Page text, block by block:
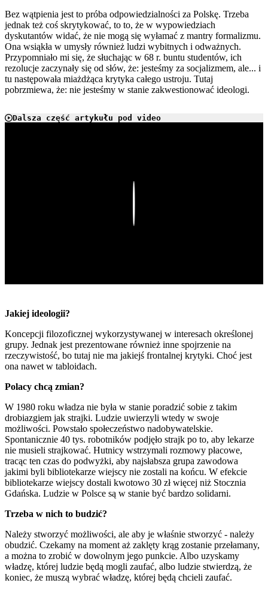
Bez wątpienia jest to próba odpowiedzialności za Polskę. Trzeba
jednak też coś skrytykować, to to, że w wypowiedziach
dyskutantów widać, że nie mogą się wyłamać z mantry formalizmu.
Ona wsiąkła w umysły również ludzi wybitnych i odważnych.
Przypomniało mi się, że słuchając w 68 r. buntu studentów, ich
rezolucje zaczynały się od słów, że: jesteśmy za socjalizmem, ale... i
tu następowała miażdżąca krytyka całego ustroju. Tutaj
pobrzmiewa, że: nie jesteśmy w stanie zakwestionować ideologi.
Dalsza część artykułu pod video
Jakiej ideologii?
Koncepcji filozoficznej wykorzystywanej w interesach określonej
grupy. Jednak jest prezentowane również inne spojrzenie na
rzeczywistość, bo tutaj nie ma jakiejś frontalnej krytyki. Choć jest
ona nawet w tabloidach.
Polacy chcą zmian?
W 1980 roku władza nie była w stanie poradzić sobie z takim
drobiazgiem jak strajki. Ludzie uwierzyli wtedy w swoje
możliwości. Powstało społeczeństwo nadobywatelskie.
Spontanicznie 40 tys. robotników podjęło strajk po to, aby lekarze
nie musieli strajkować. Hutnicy wstrzymali rozmowy płacowe,
tracąc ten czas do podwyżki, aby najsłabsza grupa zawodowa
jakimi byli bibliotekarze wiejscy nie zostali na końcu. W efekcie
bibliotekarze wiejscy dostali kwotowo 30 zł więcej niż Stocznia
Gdańska. Ludzie w Polsce są w stanie być bardzo solidarni.
Trzeba w nich to budzić?
Należy stworzyć możliwości, ale aby je właśnie stworzyć - należy
obudzić. Czekamy na moment aż zaklęty krąg zostanie przełamany,
a można to zrobić w dowolnym jego punkcie. Albo uzyskamy
władzę, której ludzie będą mogli zaufać, albo ludzie stwierdzą, że
koniec, że muszą wybrać władzę, której będą chcieli zaufać.